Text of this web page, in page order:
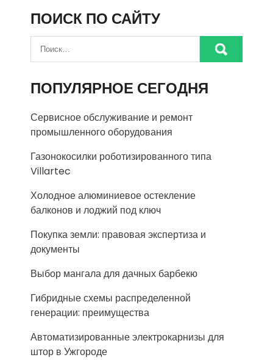
ПОИСК ПО САЙТУ
ПОПУЛЯРНОЕ СЕГОДНЯ
Сервисное обслуживание и ремонт
промышленного оборудования
Газонокосилки роботизированного типа
Villartec
Холодное алюминиевое остекление
балконов и лоджий под ключ
Покупка земли: правовая экспертиза и
документы
Выбор мангала для дачных барбекю
Гибридные схемы распределенной
генерации: преимущества
Автоматизированные электрокарнизы для
штор в Ужгороде